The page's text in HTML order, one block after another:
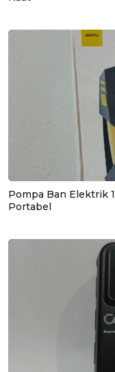
Pompa Ban Elektrik
Portabel